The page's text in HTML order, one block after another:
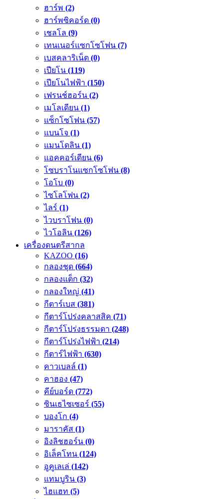
ฮาร์พ (2)
ฮาร์พซิคอร์ด (0)
เชลโล (9)
เทนเนอร์แซกโซโฟน (7)
เบสคลาริเน็ต (0)
เปียโน (119)
เปียโนไฟฟ้า (150)
เฟรนช์ฮอร์น (2)
เมโลเดียน (1)
แซ็กโซโฟน (57)
แบนโจ (1)
แมนโดลิน (1)
แอคคอร์เดียน (6)
โซบราโนแซกโซโฟน (8)
โอโบ (0)
ไซโลโฟน (2)
ไลร์ (1)
ไวบราโฟน (0)
ไวโอลิน (126)
เครื่องดนตรีสากล
KAZOO (16)
กลองชุด (664)
กลองแต็ก (32)
กลองใหญ่ (41)
กีตาร์เบส (381)
กีตาร์โปร่งคลาสสิค (71)
กีตาร์โปร่งธรรมดา (248)
กีตาร์โปร่งไฟฟ้า (214)
กีตาร์ไฟฟ้า (630)
คาวเบลล์ (1)
คาฮอง (47)
คีย์บอร์ด (772)
ซินเธไซเซอร์ (55)
บองโก (4)
มาราคัส (1)
อิงลิชฮอร์น (0)
อิเล็คโทน (124)
อูคูเลเล่ (142)
แทมบูริน (3)
ไฮแฮท (5)